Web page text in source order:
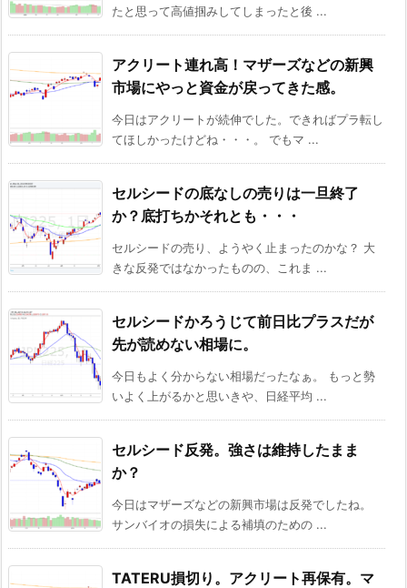
たと思って高値掴みしてしまったと後 ...
アクリート連れ高！マザーズなどの新興
市場にやっと資金が戻ってきた感。
今日はアクリートが続伸でした。できればプラ転し
てほしかったけどね・・・。 でもマ ...
セルシードの底なしの売りは一旦終了
か？底打ちかそれとも・・・
セルシードの売り、ようやく止まったのかな？ 大
きな反発ではなかったものの、これま ...
セルシードかろうじて前日比プラスだが
先が読めない相場に。
今日もよく分からない相場だったなぁ。 もっと勢
いよく上がるかと思いきや、日経平均 ...
セルシード反発。強さは維持したまま
か？
今日はマザーズなどの新興市場は反発でしたね。
サンバイオの損失による補填のための ...
TATERU損切り。アクリート再保有。マ